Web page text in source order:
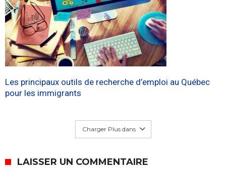
Les principaux outils de recherche d’emploi au Québec
pour les immigrants
Charger Plus dans
LAISSER UN COMMENTAIRE